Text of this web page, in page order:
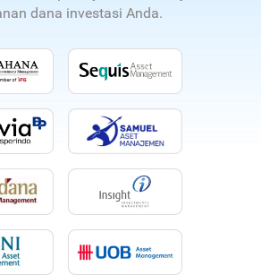
dana investasi Anda.